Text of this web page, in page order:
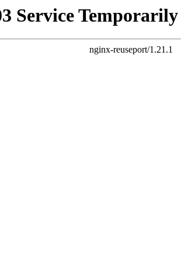
Service
nginx-reuseport/1.21.1